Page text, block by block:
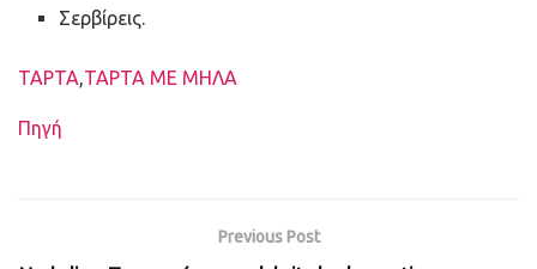
Σερβίρεις.
Ετικέτες
ΤΑΡΤΑ,ΤΑΡΤΑ ΜΕ ΜΗΛΑ
Πηγή
Previous Post